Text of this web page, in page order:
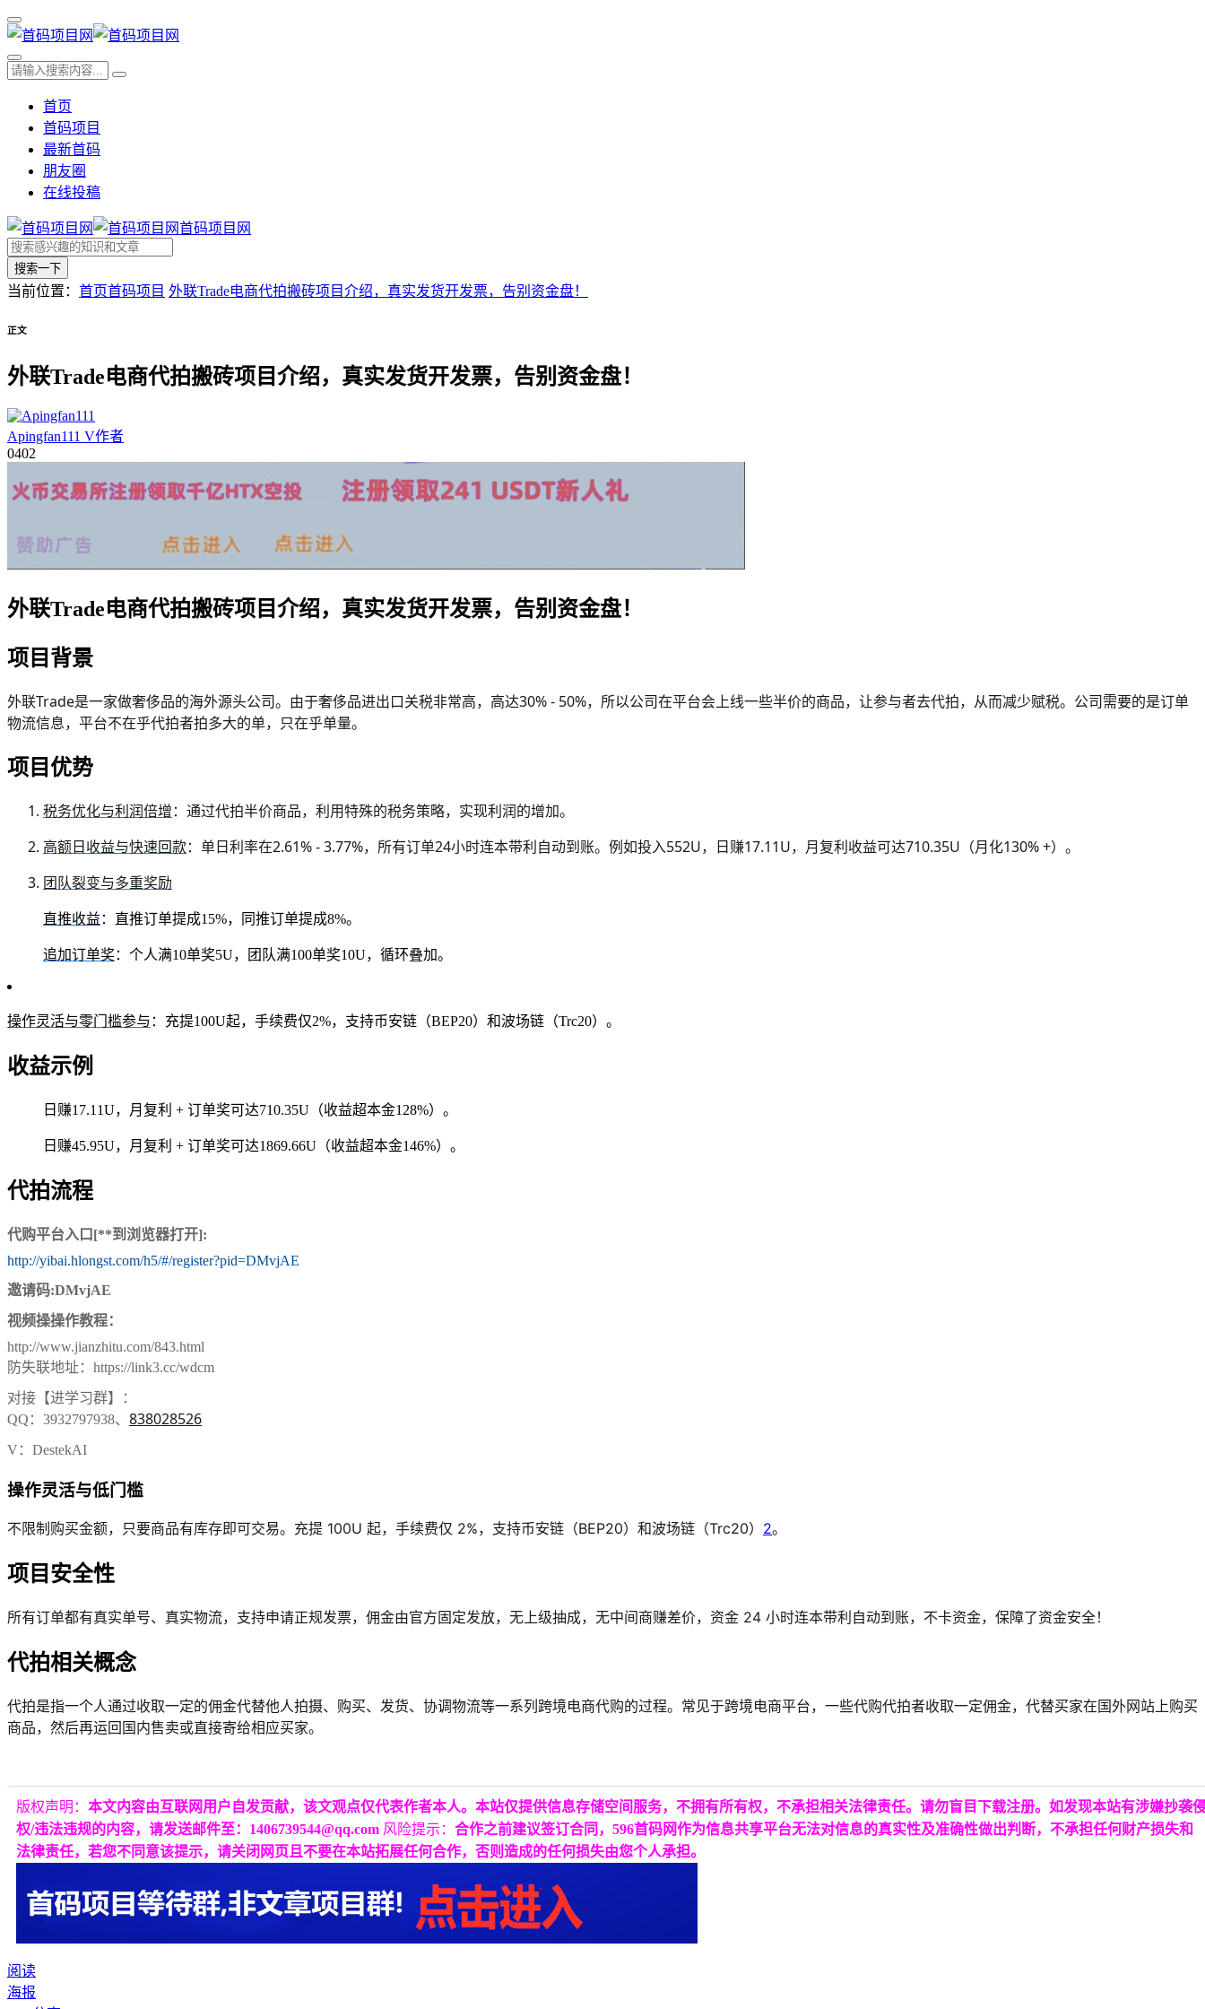
首页
首码项目
最新首码
朋友圈
在线投稿
首码项目网
搜索一下
当前位置： 首页首码项目 外联Trade电商代拍搬砖项目介绍，真实发货开发票，告别资金盘！
正文
外联Trade电商代拍搬砖项目介绍，真实发货开发票，告别资金盘！
Apingfan111 V作者
0402
外联Trade电商代拍搬砖项目介绍，真实发货开发票，告别资金盘！
项目背景
外联Trade是一家做奢侈品的海外源头公司。由于奢侈品进出口关税非常高，高达30% - 50%，所以公司在平台会上线一些半价的商品，让参与者去代拍，从而减少赋税。公司需要的是订单
物流信息，平台不在乎代拍者拍多大的单，只在乎单量。
项目优势
税务优化与利润倍增：通过代拍半价商品，利用特殊的税务策略，实现利润的增加。
高额日收益与快速回款：单日利率在2.61% - 3.77%，所有订单24小时连本带利自动到账。例如投入552U，日赚17.11U，月复利收益可达710.35U（月化130% +）。
团队裂变与多重奖励
直推收益 ：直推订单提成15%，同推订单提成8%。
追加订单奖 ：个人满10单奖5U，团队满100单奖10U，循环叠加。
操作灵活与零门槛参与 ：充提100U起，手续费仅2%，支持币安链（BEP20）和波场链（Trc20）。
收益示例
日赚17.11U，月复利 + 订单奖可达710.35U（收益超本金128%）。
日赚45.95U，月复利 + 订单奖可达1869.66U（收益超本金146%）。
代拍流程
代购平台入口[**到浏览器打开]:
http://yibai.hlongst.com/h5/#/register?pid=DMvjAE
邀请码:DMvjAE
视频操操作教程：
http://www.jianzhitu.com/843.html
防失联地址：https://link3.cc/wdcm
对接【进学习群】：
QQ：3932797938、 838028526
V：DestekAI
操作灵活与低门槛
不限制购买金额，只要商品有库存即可交易。充提 100U 起，手续费仅 2%，支持币安链（BEP20）和波场链（Trc20） 2。
项目安全性
所有订单都有真实单号、真实物流，支持申请正规发票，佣金由官方固定发放，无上级抽成，无中间商赚差价，资金 24 小时连本带利自动到账，不卡资金，保障了资金安全！
代拍相关概念
代拍是指一个人通过收取一定的佣金代替他人拍摄、购买、发货、协调物流等一系列跨境电商代购的过程。常见于跨境电商平台，一些代购代拍者收取一定佣金，代替买家在国外网站上购买
商品，然后再运回国内售卖或直接寄给相应买家。
版权声明： 本文内容由互联网用户自发贡献，该文观点仅代表作者本人。本站仅提供信息存储空间服务，不拥有所有权，不承担相关法律责任。请勿盲目下载注册。如发现本站有涉嫌抄袭
权/违法违规的内容，请发送邮件至：1406739544@qq.com 风险提示： 合作之前建议签订合同，596首码网作为信息共享平台无法对信息的真实性及准确性做出判断，不承担任何财产损失和
法律责任，若您不同意该提示，请关闭网页且不要在本站拓展任何合作，否则造成的任何损失由您个人承担。
阅读
海报